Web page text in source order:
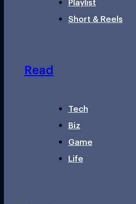
Short & Reels
Read
Tech
Biz
Game
Life